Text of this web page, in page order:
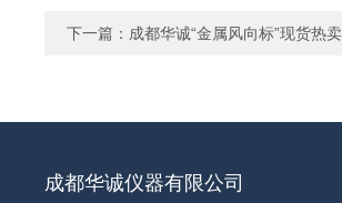
下一篇： 成都华诚“金属风向标”现货热卖
成都华诚仪器有限公司